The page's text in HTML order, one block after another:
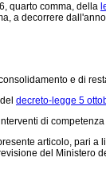
quarto comma, della
a decorrere
e di
decreto-legge 5
di
articolo, pari a
del Ministero